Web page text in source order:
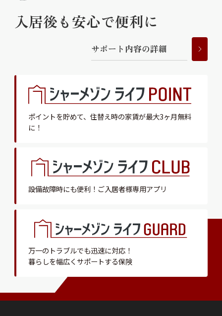
入居後も安心で便利に
サポー ト 内容の詳細
ポイントを貯めて、 住替え時の家賃が最大3ヶ月無料
に！
設備故障時にも便利！ ご入居者様専用アプリ
万一のトラブルでも迅速に対応！
暮らしを幅広くサポートする保険